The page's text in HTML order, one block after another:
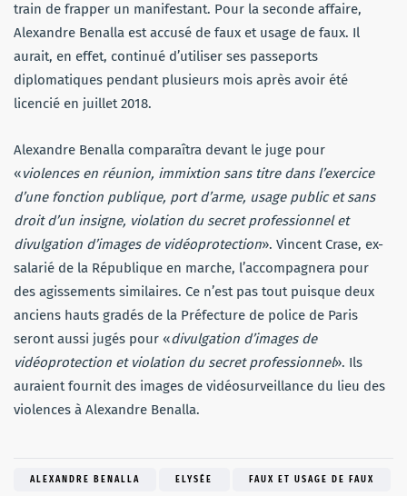
train de frapper un manifestant. Pour la seconde affaire,
Alexandre Benalla est accusé de faux et usage de faux. Il
aurait, en effet, continué d’utiliser ses passeports
diplomatiques pendant plusieurs mois après avoir été
licencié en juillet 2018.
Alexandre Benalla comparaîtra devant le juge pour
«violences en réunion, immixtion sans titre dans l’exercice
d’une fonction publique, port d’arme, usage public et sans
droit d’un insigne, violation du secret professionnel et
divulgation d’images de vidéoprotection». Vincent Crase, ex-
salarié de la République en marche, l’accompagnera pour
des agissements similaires. Ce n’est pas tout puisque deux
anciens hauts gradés de la Préfecture de police de Paris
seront aussi jugés pour «divulgation d’images de
vidéoprotection et violation du secret professionnel». Ils
auraient fournit des images de vidéosurveillance du lieu des
violences à Alexandre Benalla.
ALEXANDRE BENALLA ELYSÉE FAUX ET USAGE DE FAUX